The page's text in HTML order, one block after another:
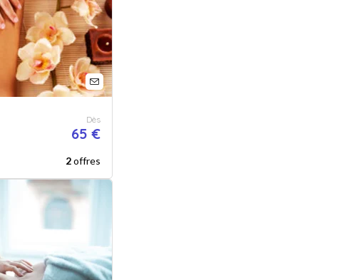
Dès
65 €
2offres